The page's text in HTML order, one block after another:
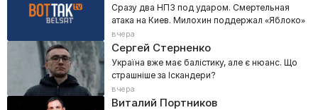
Сразу два НПЗ под ударом. Смертельная
атака на Киев. Милохин поддержал «Яблоко»
вчера
Сергей Стерненко
Україна вже має балістику, але є нюанс. Що
страшніше за Іскандери?
вчера
Виталий Портников